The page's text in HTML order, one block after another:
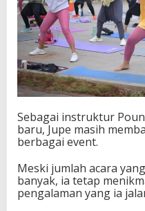
Sebagai instruktur
baru, Jupe masih
berbagai event.
Meski jumlah acara
banyak, ia tetap
pengalaman yang ia